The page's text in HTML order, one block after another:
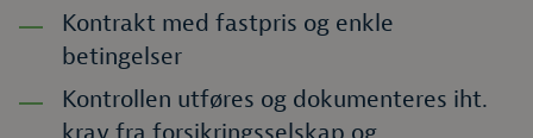
Kontrakt med fastpris og enkle
betingelser
Kontrollen utføres og dokumenteres iht.